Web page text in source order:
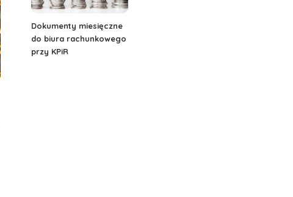
Dokumenty miesięczne
do biura rachunkowego
przy KPiR